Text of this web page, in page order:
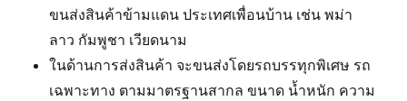
ขนส่งสินค้าข้ามแดน ประเทศเพื่อนบ้าน เช่น พม่า
ลาว กัมพูชา เวียดนาม
ในด้านการส่งสินค้า จะขนส่งโดยรถบรรทุกพิเศษ รถ
เฉพาะทาง ตามมาตรฐานสากล ขนาด น้ำหนัก ความ